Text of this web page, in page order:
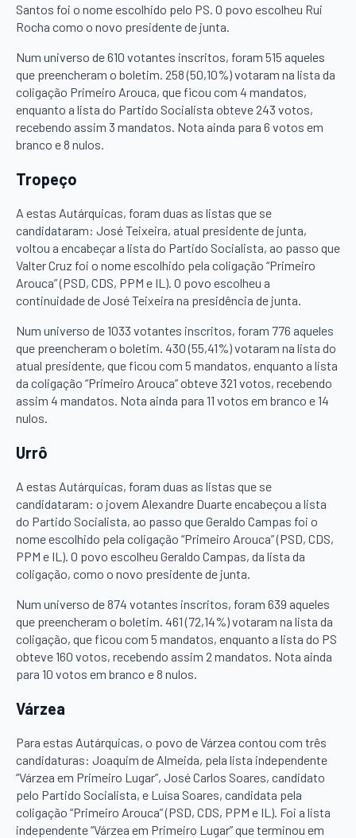
Santos foi o nome escolhido pelo PS. O povo escolheu Rui
Rocha como o novo presidente de junta.
Num universo de 610 votantes inscritos, foram 515 aqueles
que preencheram o boletim. 258 (50,10%) votaram na lista da
coligação Primeiro Arouca, que ficou com 4 mandatos,
enquanto a lista do Partido Socialista obteve 243 votos,
recebendo assim 3 mandatos. Nota ainda para 6 votos em
branco e 8 nulos.
Tropeço
A estas Autárquicas, foram duas as listas que se
candidataram: José Teixeira, atual presidente de junta,
voltou a encabeçar a lista do Partido Socialista, ao passo que
Valter Cruz foi o nome escolhido pela coligação “Primeiro
Arouca” (PSD, CDS, PPM e IL). O povo escolheu a
continuidade de José Teixeira na presidência de junta.
Num universo de 1033 votantes inscritos, foram 776 aqueles
que preencheram o boletim. 430 (55,41%) votaram na lista do
atual presidente, que ficou com 5 mandatos, enquanto a lista
da coligação “Primeiro Arouca” obteve 321 votos, recebendo
assim 4 mandatos. Nota ainda para 11 votos em branco e 14
nulos.
Urrô
A estas Autárquicas, foram duas as listas que se
candidataram: o jovem Alexandre Duarte encabeçou a lista
do Partido Socialista, ao passo que Geraldo Campas foi o
nome escolhido pela coligação “Primeiro Arouca” (PSD, CDS,
PPM e IL). O povo escolheu Geraldo Campas, da lista da
coligação, como o novo presidente de junta.
Num universo de 874 votantes inscritos, foram 639 aqueles
que preencheram o boletim. 461 (72,14%) votaram na lista da
coligação, que ficou com 5 mandatos, enquanto a lista do PS
obteve 160 votos, recebendo assim 2 mandatos. Nota ainda
para 10 votos em branco e 8 nulos.
Várzea
Para estas Autárquicas, o povo de Várzea contou com três
candidaturas: Joaquim de Almeida, pela lista independente
“Várzea em Primeiro Lugar”, José Carlos Soares, candidato
pelo Partido Socialista, e Luísa Soares, candidata pela
coligação “Primeiro Arouca” (PSD, CDS, PPM e IL). Foi a lista
independente “Várzea em Primeiro Lugar” que terminou em